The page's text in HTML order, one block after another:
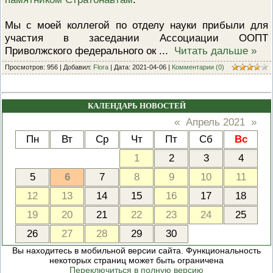
ОСУЩЕСТВЛЕНИИ
ГОСУДАРСТВЕННОГО
ОБЛАСТИ ОХРАНЫ И
ИСПОЛЬЗОВАНИЯ ООПТ
ФЕДЕРАЛЬНОГО ЗНАЧЕНИЯ
ПЛАН ПРОВЕДЕНИЯ
КОНТРОЛЬНЫХ
МЕРОПРИЯТИЙ
ИСЧЕРПЫВАЮЩИЙ
СВЕДЕНИЙ, КОТОРЫЕ МОГУТ
ЗАПРАШИВАТЬСЯ
(НАДЗОРНЫМ) ОРГАНОМ У
КОНТРОЛИРУЕМОГО ЛИЦА
Мы с моей коллегой по отделу науки прибыли для
участия в заседании Ассоциации ООПТ
Приволжского федерального ок ... Читать дальше »
Просмотров: 956 | Добавил: Flora | Дата: 2021-04-06 | Комментарии (0)
КАЛЕНДАРЬ НОВОСТЕЙ
« Апрель 2021 »
Пн
Вт Ср Чт Пт Сб
Вс
1
2 3
4
5
6 7 8 9 10
11
12
13 14 15 16 17
18
19
20 21 22 23 24
25
26
27 28 29 30
Вы находитесь в мобильной версии сайта. Функциональность
некоторых страниц может быть ограничена
Переключиться в полную версию